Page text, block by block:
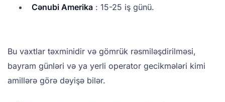
Cənubi Amerika : 15-25 iş günü.
Bu vaxtlar təxminidir və gömrük rəsmiləşdirilməsi,
bayram günləri və ya yerli operator gecikmələri kimi
amillərə görə dəyişə bilər.